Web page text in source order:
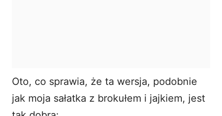
Oto, co sprawia, że ta wersja, podobnie
jak moja sałatka z brokułem i jajkiem, jest